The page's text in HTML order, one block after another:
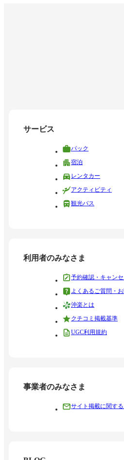
サービス
パック
宿泊
レンタカー
アクティビティ
観光バス
利用者のみなさま
予約確認・キャン
よくあるご質問・
沖楽とは
クチコミ掲載基準
UGC利用規約
事業者のみなさま
サイト掲載に関す